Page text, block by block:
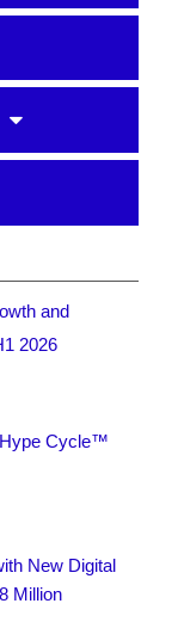
and
2026
Hype Cycle™
New Digital
Million